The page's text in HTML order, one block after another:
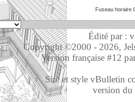
Fuseau horaire
Édité par :
Copyright ©2000 - 2026,
Version française #12
Site et style vBulletin
version